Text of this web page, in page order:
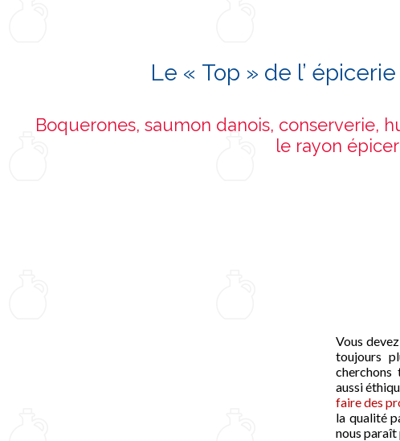
Le « Top » de l’
Boquerones, saumon danois, conserverie,
le rayon
Vous
toujours
cherchons
aussi
faire des
la qualité
nous